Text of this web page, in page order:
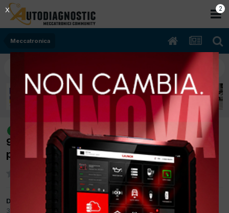
Meccatronica
alfa romeo 147 07/2007 1900cc
937a3000 85Kw Diesel] sost pompa alta
pressione cr
Da matrix81
30 Marzo 2012
Meccatronica
2
X